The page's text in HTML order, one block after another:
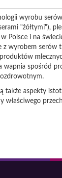
wyrobu
"żółtymi"),
Polsce i na
wyrobem serów
wapnia spośród
także aspekty
właściwego